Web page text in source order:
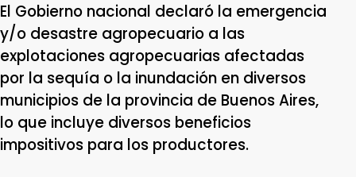
El Gobierno nacional declaró la emergencia
y/o desastre agropecuario a las
explotaciones agropecuarias afectadas
por la sequía o la inundación en diversos
municipios de la provincia de Buenos Aires,
lo que incluye diversos beneficios
impositivos para los productores.